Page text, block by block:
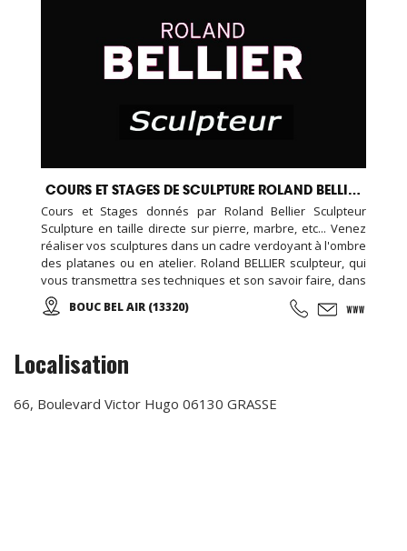
COURS ET STAGES DE SCULPTURE ROLAND BELLIER
Cours et Stages donnés par Roland Bellier Sculpteur
Sculpture en taille directe sur pierre, marbre, etc... Venez
réaliser vos sculptures dans un cadre verdoyant à l'ombre
des platanes ou en atelier. Roland BELLIER sculpteur, qui
vous transmettra ses techniques et son savoir faire, dans
une ambiance conviviale ... Cours à l'année et stages ...
BOUC BEL AIR (13320)
Localisation
66, Boulevard Victor Hugo 06130 GRASSE